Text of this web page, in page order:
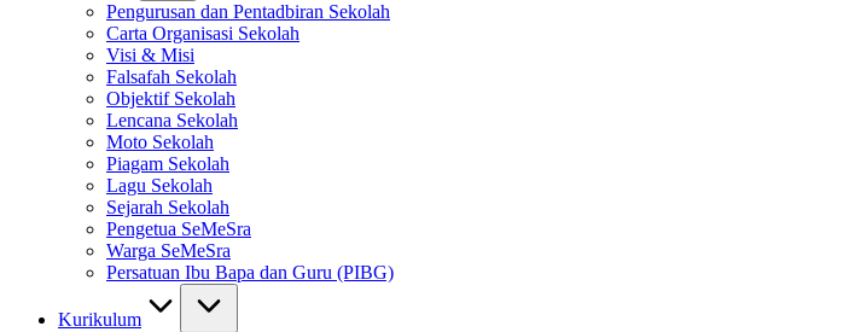
Pengurusan dan Pentadbiran Sekolah
Carta Organisasi Sekolah
Visi & Misi
Falsafah Sekolah
Objektif Sekolah
Lencana Sekolah
Moto Sekolah
Piagam Sekolah
Lagu Sekolah
Sejarah Sekolah
Pengetua SeMeSra
Warga SeMeSra
Persatuan Ibu Bapa dan Guru (PIBG)
Kurikulum